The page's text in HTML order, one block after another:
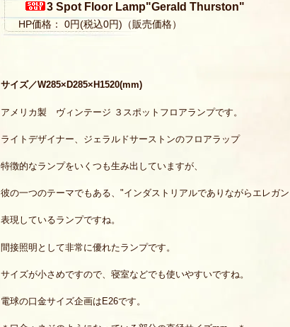
3 Spot Floor Lamp"Gerald Thurston"
HP価格： 0円(税込0円)（販売価格）
サイズ／W285×D285×H1520(mm)
アメリカ製 ヴィンテージ ３スポットフロアランプです。
ライトデザイナー、ジェラルドサーストンのフロアラップ
特徴的なランプをいくつも生み出していますが、
彼の一つのテーマでもある、"インダストリアルでありながらエレガ
表現しているランプですね。
間接照明として非常に優れたランプです。
サイズが小さめですので、寝室などでも使いやすいですね。
電球の口金サイズ企画はE26です。